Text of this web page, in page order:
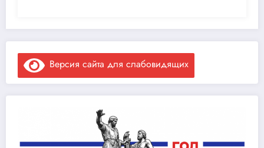
Версия сайта для слабовидящих